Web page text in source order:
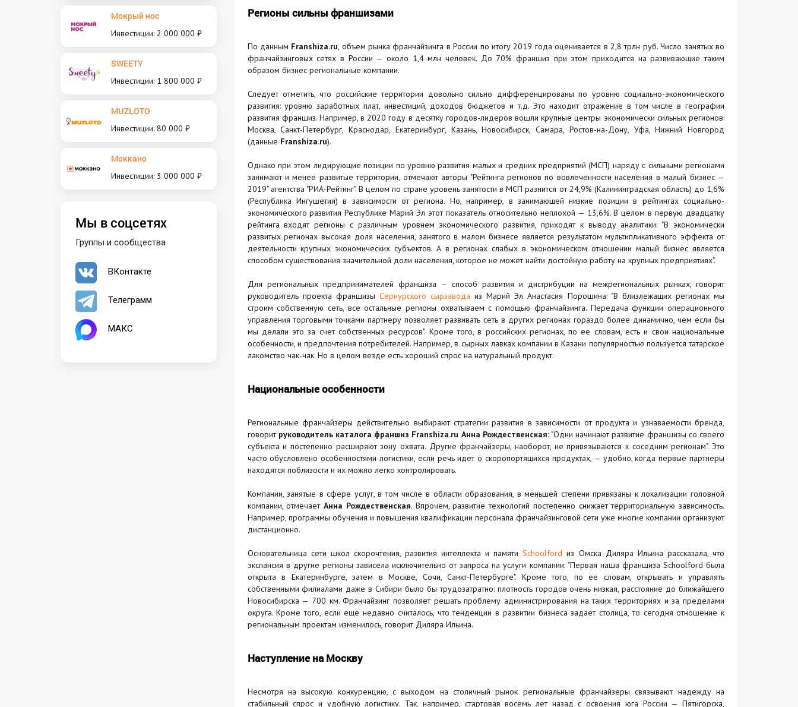
Регионы сильны франшизами
По данным Franshiza.ru , объем рынка франчайзинга в России по итогу 2019 года оценивается в 2,8 трлн руб. Число занятых во
франчайзинговых сетях в России — около 1,4 млн человек. До 70% франшиз при этом приходится на развивающие таким
образом бизнес региональные компании.
Следует отметить, что российские территории довольно сильно дифференцированы по уровню социально-экономического
развития: уровню заработных плат, инвестиций, доходов бюджетов и т.д. Это находит отражение в том числе в географии
развития франшиз. Например, в 2020 году в десятку городов-лидеров вошли крупные центры экономически сильных регионов:
Москва, Санкт-Петербург, Краснодар, Екатеринбург, Казань, Новосибирск, Самара, Ростов-на-Дону, Уфа, Нижний Новгород
(данные Franshiza.ru).
Однако при этом лидирующие позиции по уровню развития малых и средних предприятий (МСП) наряду с сильными регионами
занимают и менее развитые территории, отмечают авторы "Рейтинга регионов по вовлеченности населения в малый бизнес —
2019" агентства "РИА-Рейтинг". В целом по стране уровень занятости в МСП разнится от 24,9% (Калининградская область) до 1,6%
(Республика Ингушетия) в зависимости от региона. Но, например, в занимающей низкие позиции в рейтингах социально-
экономического развития Республике Марий Эл этот показатель относительно неплохой — 13,6%. В целом в первую двадцатку
рейтинга входят регионы с различным уровнем экономического развития, приходят к выводу аналитики: "В экономически
развитых регионах высокая доля населения, занятого в малом бизнесе является результатом мультипликативного эффекта от
деятельности крупных экономических субъектов. А в регионах слабых в экономическом отношении малый бизнес является
способом существования значительной доли населения, которое не может найти достойную работу на крупных предприятиях".
Для региональных предпринимателей франшиза — способ развития и дистрибуции на межрегиональных рынках, говорит
руководитель проекта франшизы Сернурского сырзавода из Марий Эл Анастасия Порошина: "В близлежащих регионах мы
строим собственную сеть, все остальные регионы охватываем с помощью франчайзинга. Передача функции операционного
управления торговыми точками партнеру позволяет развивать сеть в других регионах гораздо более динамично, чем если бы
мы делали это за счет собственных ресурсов". Кроме того, в российских регионах, по ее словам, есть и свои национальные
особенности, и предпочтения потребителей. Например, в сырных лавках компании в Казани популярностью пользуется татарское
лакомство чак-чак. Но в целом везде есть хороший спрос на натуральный продукт.
Национальные особенности
Региональные франчайзеры действительно выбирают стратегии развития в зависимости от продукта и узнаваемости бренда,
говорит руководитель каталога франшиз Franshiza.ru Анна Рождественская:"Одни начинают развитие франшизы со своего
субъекта и постепенно расширяют зону охвата. Другие франчайзеры, наоборот, не привязываются к соседним регионам". Это
часто обусловлено особенностями логистики, если речь идет о скоропортящихся продуктах, — удобно, когда первые партнеры
находятся поблизости и их можно легко контролировать.
Компании, занятые в сфере услуг, в том числе в области образования, в меньшей степени привязаны к локализации головной
компании, отмечает Анна Рождественская. Впрочем, развитие технологий постепенно снижает территориальную зависимость.
Например, программы обучения и повышения квалификации персонала франчайзинговой сети уже многие компании организуют
дистанционно.
Основательница сети школ скорочтения, развития интеллекта и памятиSchoolfordиз Омска Диляра Ильина рассказала, что
экспансия в другие регионы зависела исключительно от запроса на услуги компании: "Первая наша франшиза Schoolford была
открыта в Екатеринбурге, затем в Москве, Сочи, Санкт-Петербурге". Кроме того, по ее словам, открывать и управлять
собственными филиалами даже в Сибири было бы трудозатратно: плотность городов очень низкая, расстояние до ближайшего
Новосибирска — 700 км. Франчайзинг позволяет решать проблему администрирования на таких территориях и за пределами
округа. Кроме того, если еще недавно считалось, что тенденции в развитии бизнеса задает столица, то сегодня отношение к
региональным проектам изменилось, говорит Диляра Ильина.
Наступление на Москву
Несмотря на высокую конкуренцию, с выходом на столичный рынок региональные франчайзеры связывают надежду на
стабильный спрос и удобную логистику. Так, например, стартовав восемь лет назад с освоения юга России — Пятигорска,
Мокрый нос
Инвестиции: 2 000 000 ₽
SWEETY
Инвестиции: 1 800 000 ₽
MUZLOTO
Инвестиции: 80 000 ₽
Моккано
Инвестиции: 3 000 000 ₽
Мы в соцсетях
Группы и сообщества
ВКонтакте
Телеграмм
МАКС